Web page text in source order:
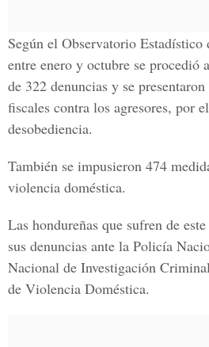
Según el Observatorio
entre enero y octubre se procedió
de 322 denuncias y se
fiscales contra los agresores, por
desobediencia.
También se impusieron 474
violencia doméstica.
Las hondureñas que sufren de
sus denuncias ante la Policía
Nacional de Investigación
de Violencia Doméstica.